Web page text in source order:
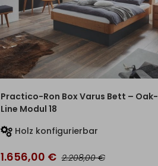
Practico-Ron Box Varus Bett – Oak-
Line Modul 18
Holz konfigurierbar
1.656,00 € 2.208,00€